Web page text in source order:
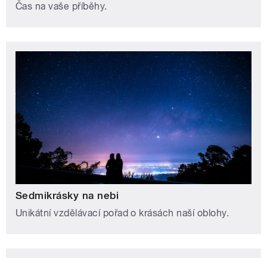
Čas na vaše příběhy.
Sedmikrásky na nebi
Unikátní vzdělávací pořad o krásách naší oblohy.